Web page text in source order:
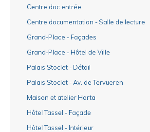
Centre doc entrée
Centre documentation - Salle de lecture
Grand-Place - Façades
Grand-Place - Hôtel de Ville
Palais Stoclet - Détail
Palais Stoclet - Av. de Tervueren
Maison et atelier Horta
Hôtel Tassel - Façade
Hôtel Tassel - Intérieur